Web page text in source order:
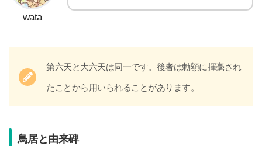
wata
第六天と大六天は同一です。後者は勅額に揮毫され
たことから用いられることがあります。
鳥居と由来碑